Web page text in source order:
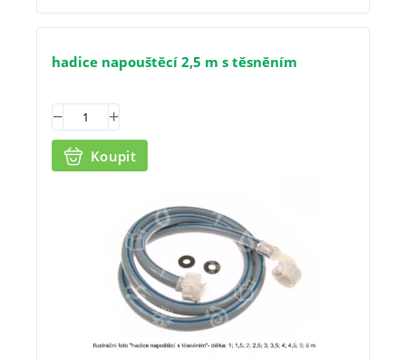
hadice napouštěcí 2,5 m s těsněním
Koupit